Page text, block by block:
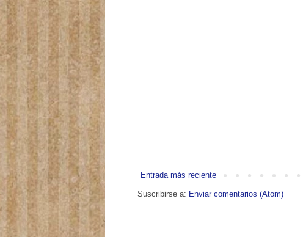
Entrada más reciente
Suscribirse a: Enviar comentarios (Atom)